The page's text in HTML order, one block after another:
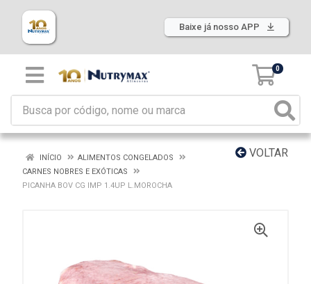
Baixe já nosso APP
0
VOLTAR
INÍCIO
ALIMENTOS CONGELADOS
CARNES NOBRES E EXÓTICAS
PICANHA BOV CG IMP 1.4UP L.MOROCHA